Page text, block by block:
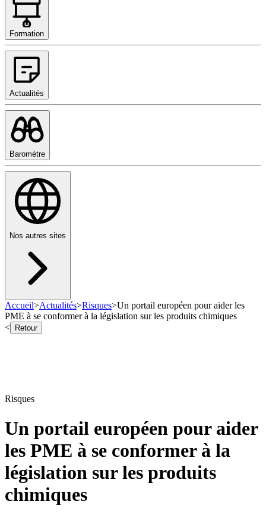
Formation
Actualités
Baromètre
Nos autres sites
Accueil>Actualités>Risques>Un portail européen pour aider les
PME à se conformer à la législation sur les produits chimiques
<
Retour
Risques
Un portail européen pour aider
les PME à se conformer à la
législation sur les produits
chimiques